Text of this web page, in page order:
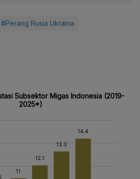
#Perang Rusia Ukraina